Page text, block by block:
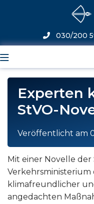
030/200
Experten
StVO-
Veröffentlicht am
Mit einer Novelle der
Verkehrsministerium
klimafreundlicher
angedachten